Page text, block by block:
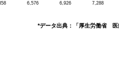
6,576 6,926 7,288
*データ出典：「厚生労働省 医